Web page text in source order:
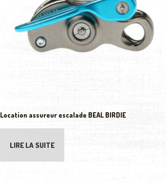
Location assureur escalade BEAL BIRDIE
LIRE LA SUITE